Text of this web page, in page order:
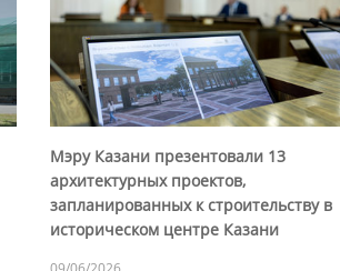
Мэру Казани презентовали 13
архитектурных проектов,
запланированных к строительству в
историческом центре Казани